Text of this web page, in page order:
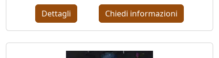
Marco
Ciani
Dettagli Chiedi informazioni